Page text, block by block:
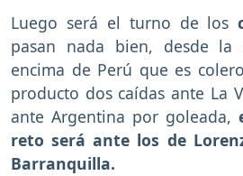
Luego será el turno de los
pasan nada bien, desde la
encima de Perú que es
producto dos caídas ante La
ante Argentina por goleada,
reto será ante los de
Barranquilla.